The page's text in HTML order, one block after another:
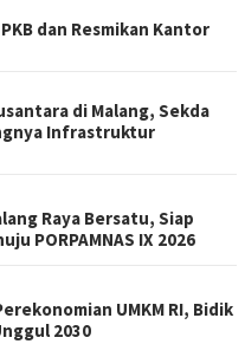
dan Resmikan Kantor
di Malang, Sekda
Infrastruktur
Raya Bersatu, Siap
PORPAMNAS IX 2026
UMKM RI, Bidik
2030